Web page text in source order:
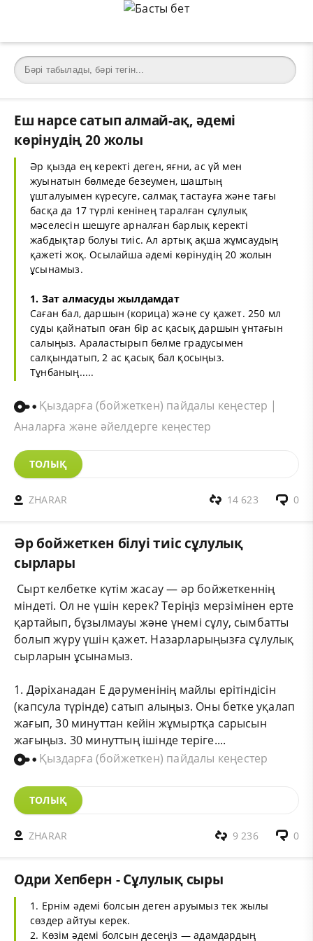
Еш нарсе сатып алмай-ақ, әдемі
көрінудің 20 жолы
Әр қызда ең керекті деген, яғни, ас үй мен
жуынатын бөлмеде безеумен, шаштың
ұшталуымен күресуге, салмақ тастауға және тағы
басқа да 17 түрлі кенінең таралған сұлулық
мәселесін шешуге арналған барлық керекті
жабдықтар болуы тиіс. Ал артық ақша жұмсаудың
қажеті жоқ. Осылайша әдемі көрінудің 20 жолын
ұсынамыз.
1. Зат алмасуды жылдамдат
Саған бал, даршын (корица) және су қажет. 250 мл
суды қайнатып оған бір ас қасық даршын ұнтағын
салыңыз. Араластырып бөлме градусымен
салқындатып, 2 ас қасық бал қосыңыз.
Тұнбаның.....
Қыздарға (бойжеткен) пайдалы кеңестер |
Аналарға және әйелдерге кеңестер
ТОЛЫҚ
ZHARAR 0
14 623
Әр бойжеткен білуі тиіс сұлулық
сырлары
Сырт келбетке күтім жасау — әр бойжеткеннің
міндеті. Ол не үшін керек? Теріңіз мерзімінен ерте
қартайып, бұзылмауы және үнемі сұлу, сымбатты
болып жүру үшін қажет. Назарларыңызға сұлулық
сырларын ұсынамыз.
1. Дәріханадан Е дәруменінің майлы ерітіндісін
(капсула түрінде) сатып алыңыз. Оны бетке уқалап
жағып, 30 минуттан кейін жұмыртқа сарысын
жағыңыз. 30 минуттың ішінде теріге....
Қыздарға (бойжеткен) пайдалы кеңестер
ТОЛЫҚ
ZHARAR 0
9 236
Одри Хепберн - Сұлулық сыры
1. Ернім әдемі болсын деген аруымыз тек жылы
сөздер айтуы керек.
2. Көзім әдемі болсын десеңіз — адамдардың